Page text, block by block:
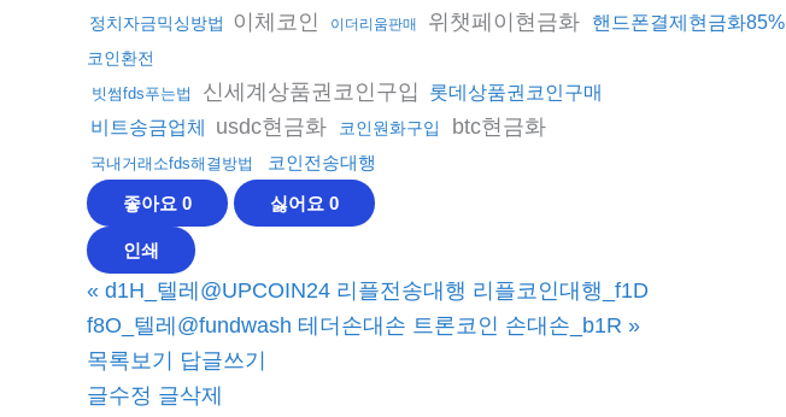
정치자금믹싱방법 이체코인 이더리움판매 위챗페이현금화 핸드폰결제현금화85%
코인환전
빗썸fds푸는법 신세계상품권코인구입
롯데상품권코인구매
비트송금업체
usdc현금화 코인원화구입 btc현금화
국내거래소fds해결방법
코인전송대행
좋아요 0 싫어요 0
인쇄
« d1H_텔레@UPCOIN24 리플전송대행 리플코인대행_f1D
f8O_텔레@fundwash 테더손대손 트론코인 손대손_b1R »
목록보기
답글쓰기
글수정 글삭제